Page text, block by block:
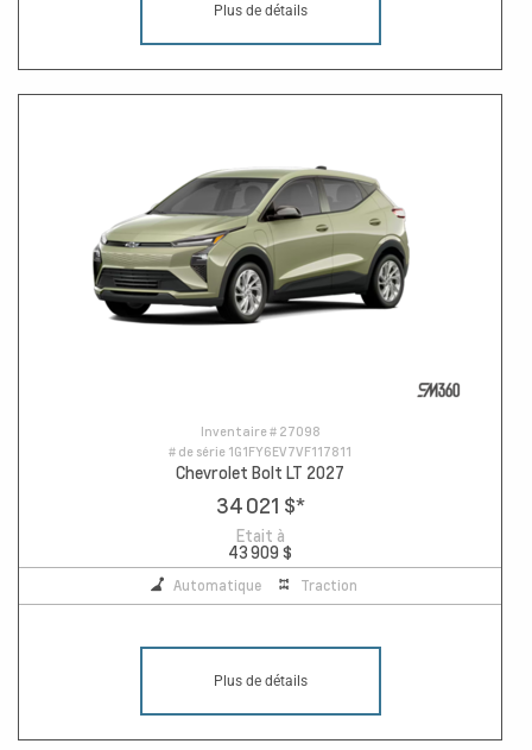
Plus de détails
Inventaire # 27098
# de série 1G1FY6EV7VF117811
Chevrolet Bolt LT 2027
34 021 $*
Etait à
43 909 $
Automatique Traction
Plus de détails